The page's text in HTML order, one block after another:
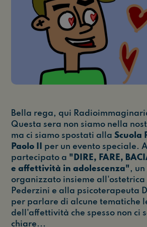
Bella rega, qui
Questa sera non siamo nella
ma ci siamo spostati allaScuola
Paolo II
per un evento speciale.
partecipato a "DIRE, FARE,
e affettività in adolescenza",
organizzato insieme all'ostetrica
Pederzini e alla psicoterapeuta
per parlare di alcune tematiche
dell'affettività che spesso non ci
chiare...